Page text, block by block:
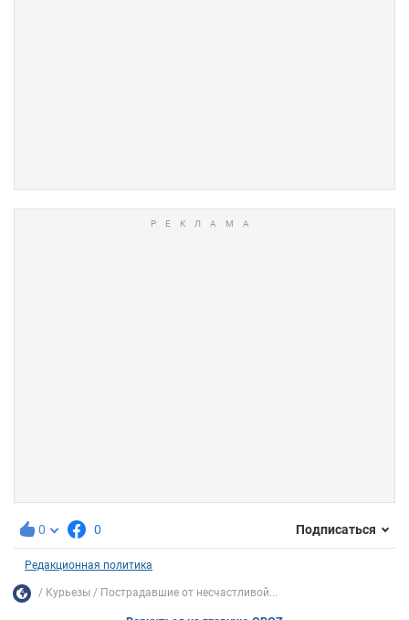
0 0 Подписаться
Редакционная политика
Курьезы Пострадавшие от несчастливой...